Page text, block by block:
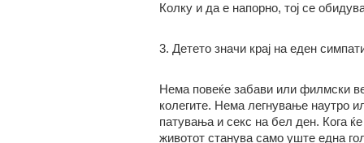
Колку и да е напорно, тој се
3. Детето значи крај на еден
Нема повеќе забави или филмски
колегите. Нема легнување наутро
патувања и секс на бел ден. Кога
животот станува само уште една